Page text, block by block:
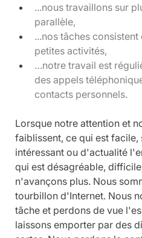
...nous travaillons sur
parallèle,
...nos tâches
petites activités,
…notre travail est
des appels
contacts personnels.
Lorsque notre attention et
faiblissent, ce qui est
intéressant ou d'actualité
qui est désagréable,
n'avançons plus. Nous
tourbillon d'Internet. Nous
tâche et perdons de vue
laissons emporter par des